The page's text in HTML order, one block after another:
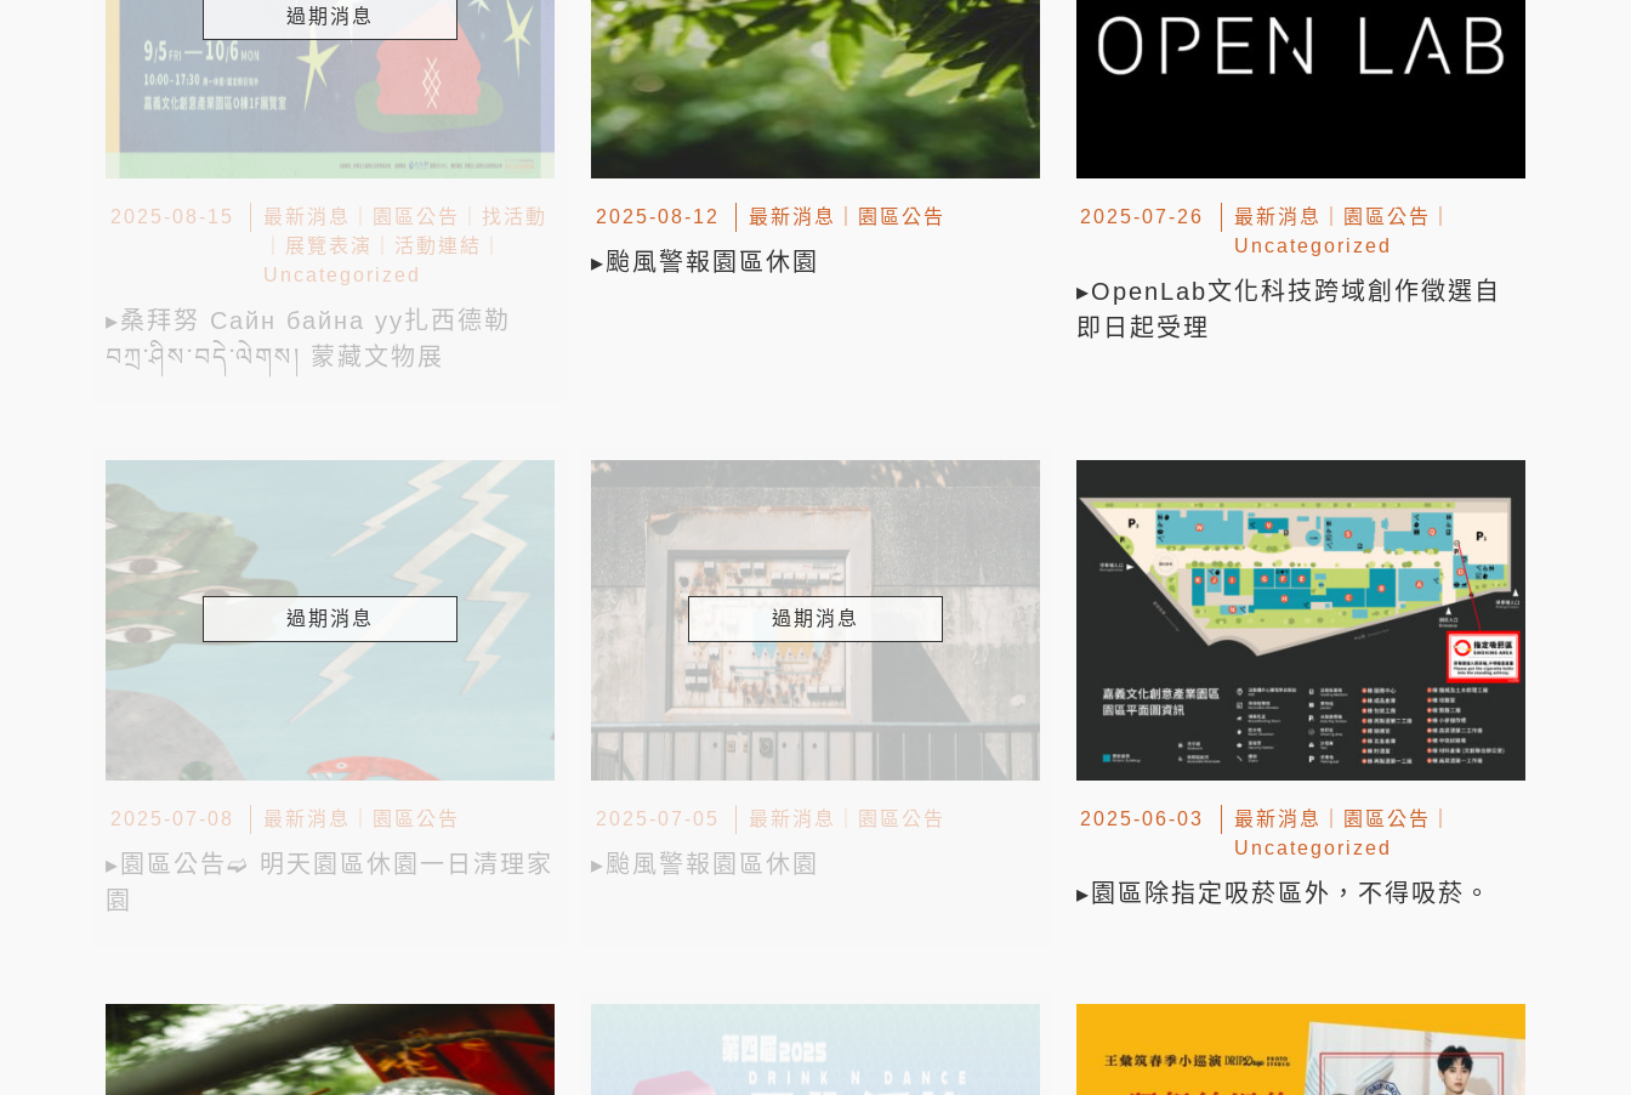
過期消息
2025-08-15 最新消息 園區公告
找活動
展覽表演 活動連結
Uncategorized
▸桑拜努 Сайн байна уу扎西德勒
བཀྲ་ཤིས་བདེ་ལེགས། 蒙藏文物展
2025-08-12 最新消息 園區公告
▸颱風警報園區休園
2025-07-26 最新消息 園區公告
Uncategorized
▸OpenLab文化科技跨域創作徵選自
即日起受理
過期消息
2025-07-08 最新消息 園區公告
▸園區公告➫ 明天園區休園一日清理家
園
過期消息
2025-07-05 最新消息 園區公告
▸颱風警報園區休園
2025-06-03 最新消息 園區公告
Uncategorized
▸園區除指定吸菸區外，不得吸菸。